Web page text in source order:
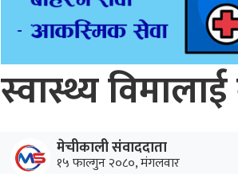
स्वास्थ्य
मेचीकाली संवाददाता
१५ फाल्गुन २०८०, मंगलवार